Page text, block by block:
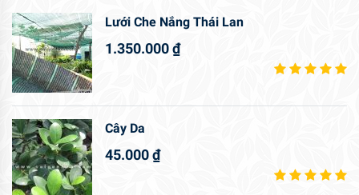
Lưới Che Nắng Thái Lan
1.350.000₫
Cây Da
45.000₫